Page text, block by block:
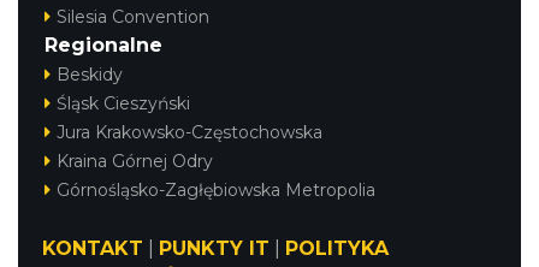
Silesia Convention
Regionalne
Beskidy
Śląsk Cieszyński
Jura Krakowsko-Częstochowska
Kraina Górnej Odry
Górnośląsko-Zagłębiowska Metropolia
KONTAKT PUNKTY IT
POLITYKA